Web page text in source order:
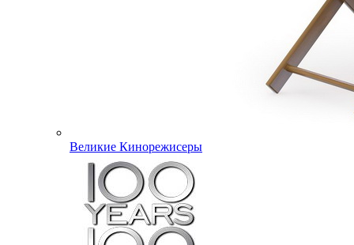
Великие Кинорежисеры